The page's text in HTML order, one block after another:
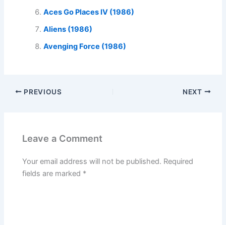
Aces Go Places IV (1986)
Aliens (1986)
Avenging Force (1986)
PREVIOUS NEXT
Leave a Comment
Your email address will not be published. Required
fields are marked *